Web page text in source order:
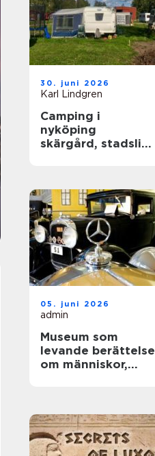
30. juni 2026
Karl Lindgren
Camping i
nyköping
skärgård, stadsliv
05. juni 2026
admin
Museum som
levande berättelse
om människor,